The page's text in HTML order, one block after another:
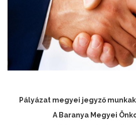
Pályázat megyei jegyző
A Baranya Megyei